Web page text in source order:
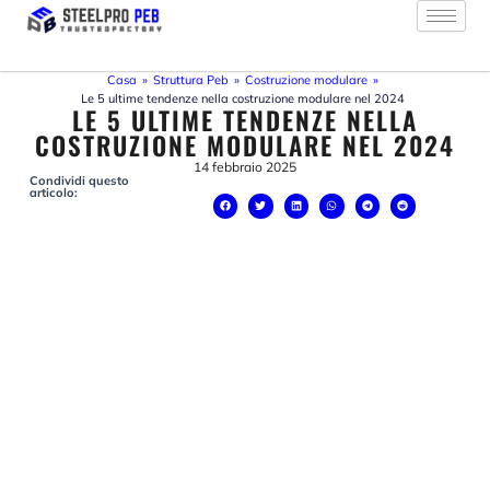
contenuto
Casa » Struttura Peb » Costruzione modulare »
Le 5 ultime tendenze nella costruzione modulare nel 2024
LE 5 ULTIME TENDENZE NELLA
COSTRUZIONE MODULARE NEL 2024
14 febbraio 2025
Condividi questo
articolo: